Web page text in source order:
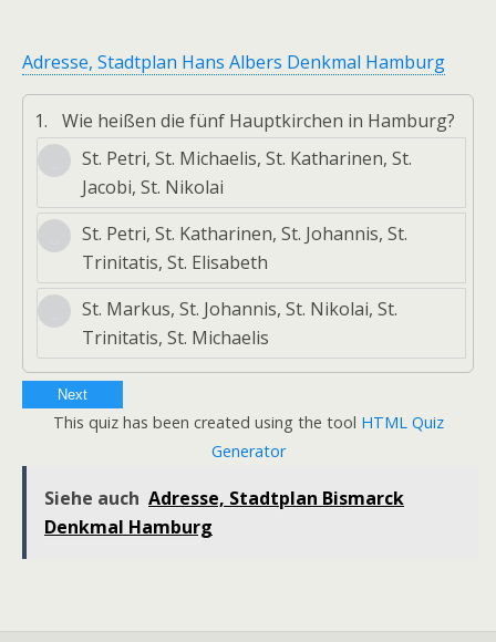
Adresse, Stadtplan Hans Albers Denkmal Hamburg
1.
Wie heißen die fünf Hauptkirchen in Hamburg?
St. Petri, St. Michaelis, St. Katharinen, St.
Jacobi, St. Nikolai
St. Petri, St. Katharinen, St. Johannis, St.
Trinitatis, St. Elisabeth
St. Markus, St. Johannis, St. Nikolai, St.
Trinitatis, St. Michaelis
Next
This quiz has been created using the tool HTML Quiz
Generator
Siehe auch Adresse, Stadtplan Bismarck
Denkmal Hamburg